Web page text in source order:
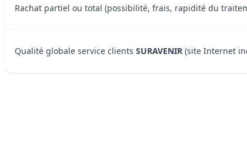
Rachat partiel ou total (possibilité, frais, rapidité du
Qualité globale service clients SURAVENIR (site Internet